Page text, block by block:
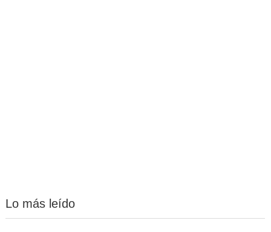
Lo más leído